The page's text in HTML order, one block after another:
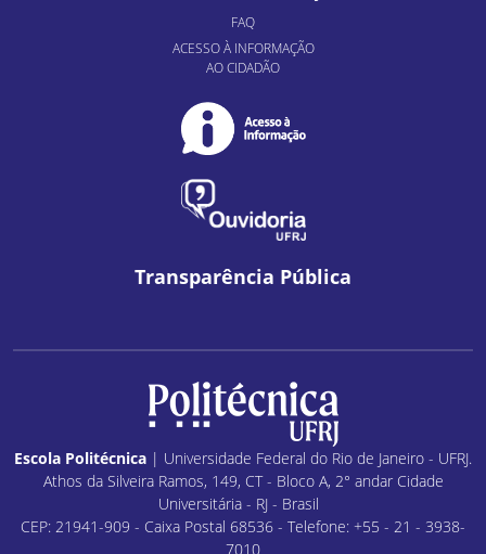
FAQ
ACESSO À INFORMAÇÃO
AO CIDADÃO
Transparência Pública
Escola Politécnica | Universidade Federal do Rio de Janeiro - UFRJ.
Athos da Silveira Ramos, 149, CT - Bloco A, 2° andar Cidade
Universitária - RJ - Brasil
CEP: 21941-909 - Caixa Postal 68536 - Telefone: +55 - 21 - 3938-
7010